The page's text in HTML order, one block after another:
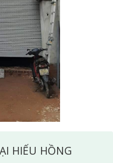
HIẾU HỒNG